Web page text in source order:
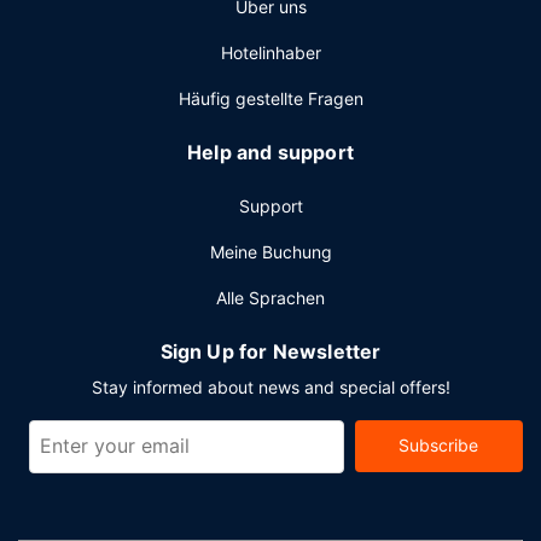
Businesscenter, ein Express-Check-out und ein
Textilreinigungsservice. Wenn du eine Veranstaltung in
North Charleston planst, ist dieses Hotel eine gute Wahl,
denn zu den 527 Quadratfuß (49 Quadratmeter) großen
Veranstaltungsräumlichkeiten zählen Konferenzfläche und
Zeiten) ist kostenfrei und auch der Abholservice vom
Bahnhof muss nicht extra bezahlt werden.
Über uns
Hotelinhaber
Häufig gestellte Fragen
Help and support
Support
Meine Buchung
Alle Sprachen
Sign Up for Newsletter
Stay informed about news and special offers!
Subscribe